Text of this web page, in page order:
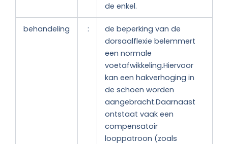
de enkel.
behandeling :
de beperking van de
dorsaalflexie belemmert
een normale
voetafwikkeling.Hiervoor
kan een hakverhoging in
de schoen worden
aangebracht.Daarnaast
ontstaat vaak een
compensatoir
looppatroon (zoals